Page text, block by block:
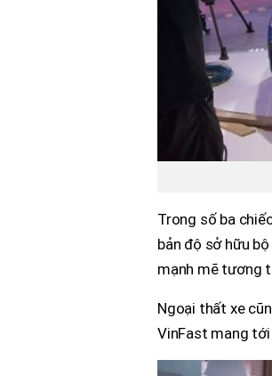
Trong số ba
bản độ sở hữu
mạnh mẽ tương
Ngoại thất xe
VinFast mang